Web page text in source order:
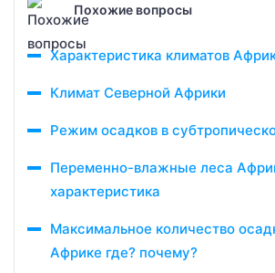
Похожие вопросы
Характеристика климатов
Климат Северной Африки
Режим осадков в
Переменно-влажные леса
характеристика
Максимальное количество
Африке где? почему?